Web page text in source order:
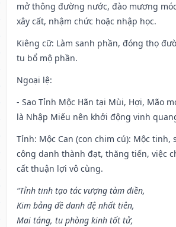
mở thông đường nước, đào mương
xây cất, nhậm chức hoặc nhập học.
Kiêng cữ: Làm sanh phần, đóng thọ
tu bổ mộ phần.
Ngoại lệ:
- Sao Tỉnh Mộc Hãn tại Mùi, Hợi, Mão
là Nhập Miếu nên khởi động vinh
Tỉnh: Mộc Can (con chim cú): Mộc tinh,
công danh thành đạt, thăng tiến, việc
cất thuận lợi vô cùng.
“Tỉnh tinh tạo tác vượng tàm điền,
Kim bảng đề danh đệ nhất tiên,
Mai táng, tu phòng kinh tốt tử,